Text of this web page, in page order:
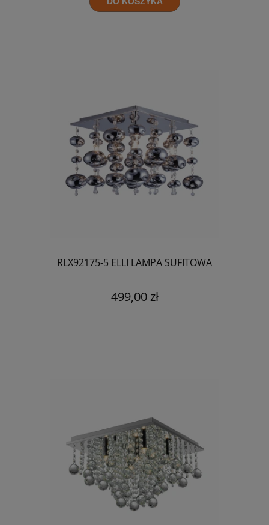
RLX92175-5 ELLI LAMPA SUFITOWA
499,00 zł